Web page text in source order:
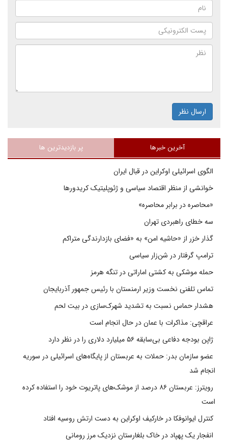
ارسال نظر
آخرین خبرها پر بازدیدترین ها
الگوی اسرائیلی اوکراین در قبال ایران
خوانشی از منظر اقتصاد سیاسی و ژئوپلیتیک کریدورها
«محاصره در برابر محاصره»
سه خطای راهبردی تهران
گذار خزر از «حاشیه امن» به «فضای بازدارندگی متراکم
ترامپ گرفتار در شن‌زار سیاسی
حمله موشکی به کشتی اماراتی در تنگه هرمز
تماس تلفنی نخست وزیر ارمنستان با رئیس جمهور آذربایجان
هشدار حماس نسبت به تشدید شهرک‌سازی در بیت‌ لحم
عراقچی: مذاکرات با عمان در حال انجام است
ژاپن بودجه دفاعی بی‌سابقه ۵۶ میلیارد دلاری را در نظر دارد
عضو سازمان بدر: حملات به عربستان از پایگاه‌های اسرائیلی در سوریه
انجام شد
رویترز: عربستان ۸۶ درصد از موشک‌های پاتریوت خود را استفاده کرده
است
کنترل ایوانوفکا در خارکیف اوکراین به دست ارتش روسیه افتاد
انفجار یک پهپاد در خاک بلغارستان نزدیک مرز رومانی